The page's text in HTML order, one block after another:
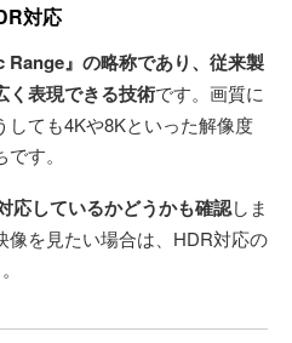
対応
Range』の略称であり、従来製
く表現できる技術です。画質に
ても4Kや8Kといった解像度
す。
応しているかどうかも確認しま
像を見たい場合は、HDR対応の